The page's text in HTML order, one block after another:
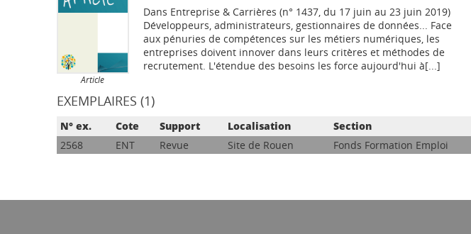
Article
Dans Entreprise & Carrières (n° 1437, du 17 juin au 23 juin 2019)
Développeurs, administrateurs, gestionnaires de données... Face
aux pénuries de compétences sur les métiers numériques, les
entreprises doivent innover dans leurs critères et méthodes de
recrutement. L'étendue des besoins les force aujourd'hui à[...]
EXEMPLAIRES (1)
N° ex. Cote Support Localisation Section
2568
ENT Revue Site de Rouen Fonds Formation Emploi